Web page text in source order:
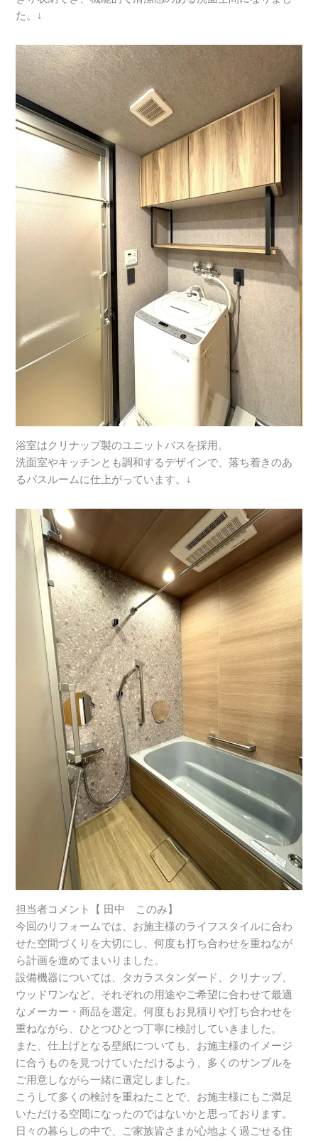
た。↓
浴室はクリナップ製のユニットバスを採用。
洗面室やキッチンとも調和するデザインで、落ち着きのあ
るバスルームに仕上がっています。↓
担当者コメント【 田中 このみ】
今回のリフォームでは、お施主様のライフスタイルに合わ
せた空間づくりを大切にし、何度も打ち合わせを重ねなが
ら計画を進めてまいりました。
設備機器については、タカラスタンダード、クリナップ、
ウッドワンなど、それぞれの用途やご希望に合わせて最適
なメーカー・商品を選定。何度もお見積りや打ち合わせを
重ねながら、ひとつひとつ丁寧に検討していきました。
また、仕上げとなる壁紙についても、お施主様のイメージ
に合うものを見つけていただけるよう、多くのサンプルを
ご用意しながら一緒に選定しました。
こうして多くの検討を重ねたことで、お施主様にもご満足
いただける空間になったのではないかと思っております。
日々の暮らしの中で、ご家族皆さまが心地よく過ごせる住